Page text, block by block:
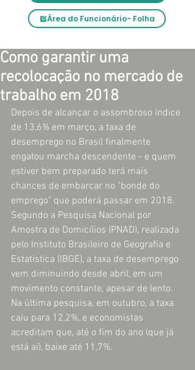
Área do Funcionário- Folha
Como garantir uma
recolocação no mercado de
trabalho em 2018
Depois de alcançar o assombroso índice
de 13,6% em março, a taxa de
desemprego no Brasil finalmente
engatou marcha descendente - e quem
estiver bem preparado terá mais
chances de embarcar no "bonde do
emprego" que poderá passar em 2018.
Segundo a Pesquisa Nacional por
Amostra de Domicílios (PNAD), realizada
pelo Instituto Brasileiro de Geografia e
Estatística (IBGE), a taxa de desemprego
vem diminuindo desde abril, em um
movimento constante, apesar de lento.
Na última pesquisa, em outubro, a taxa
caiu para 12,2%, e economistas
acreditam que, até o fim do ano (que já
está aí), baixe até 11,7%.